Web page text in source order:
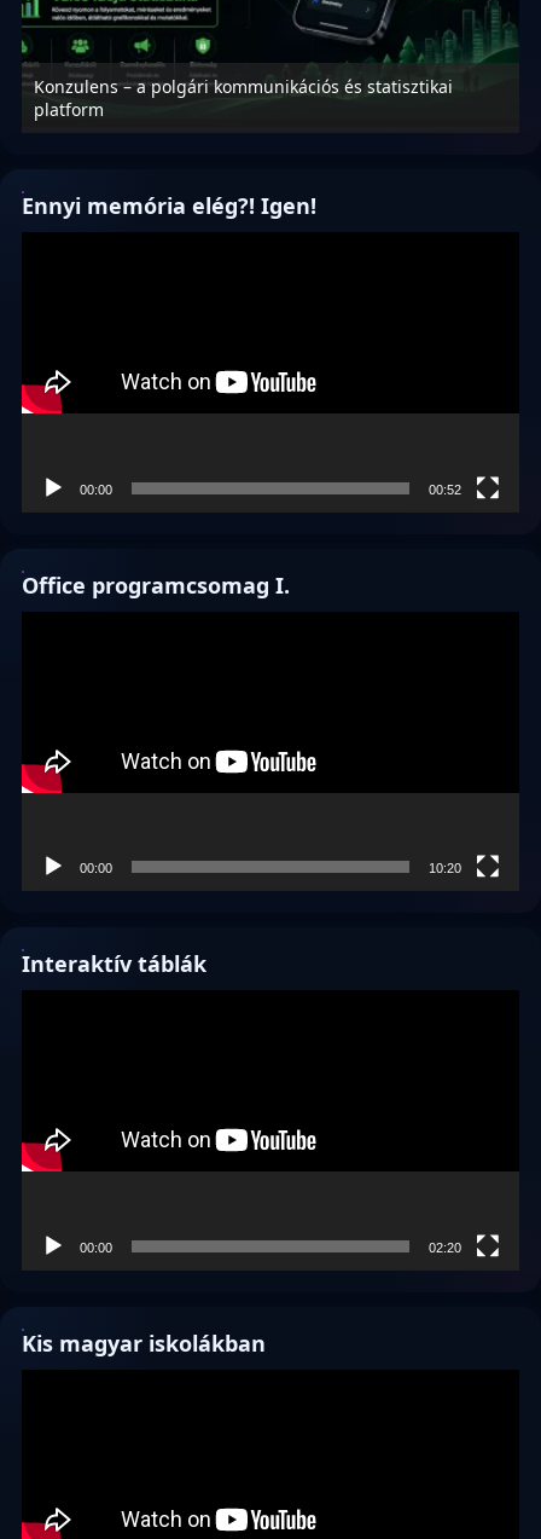
Konzulens – a polgári kommunikációs és statisztikai
platform
Ennyi memória elég?! Igen!
00:00 00:52
Office programcsomag I.
00:00 10:20
Interaktív táblák
00:00 02:20
Kis magyar iskolákban